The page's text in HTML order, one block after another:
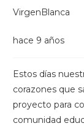
VirgenBlanca
hace 9 años
Estos días
corazones que
proyecto para
comunidad